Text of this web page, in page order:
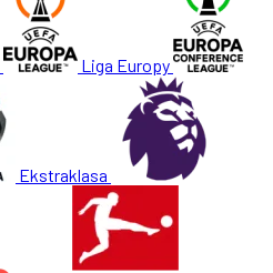
Liga Europy
Ekstraklasa